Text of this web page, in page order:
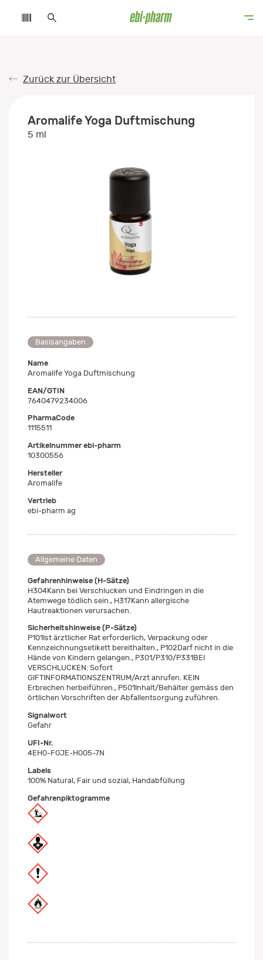
Zurück zur Übersicht
Aromalife Yoga Duftmischung
5 ml
Basisangaben
Name
Aromalife Yoga Duftmischung
EAN/GTIN
7640479234006
PharmaCode
1115511
Artikelnummer ebi-pharm
10300556
Hersteller
Aromalife
Vertrieb
ebi-pharm ag
Allgemeine Daten
Gefahrenhinweise (H-Sätze)
H304Kann bei Verschlucken und Eindringen in die
Atemwege tödlich sein., H317Kann allergische
Hautreaktionen verursachen.
Sicherheitshinweise (P-Sätze)
P101Ist ärztlicher Rat erforderlich, Verpackung oder
Kennzeichnungsetikett bereithalten., P102Darf nicht in die
Hände von Kindern gelangen., P301/P310/P331BEI
VERSCHLUCKEN: Sofort
GIFTINFORMATIONSZENTRUM/Arzt anrufen. KEIN
Erbrechen herbeiführen., P501Inhalt/Behälter gemäss den
örtlichen Vorschriften der Abfallentsorgung zuführen.
Signalwort
Gefahr
UFI-Nr.
4EH0-F0JE-H005-7N
Labels
100% Natural, Fair und sozial, Handabfüllung
Gefahrenpiktogramme